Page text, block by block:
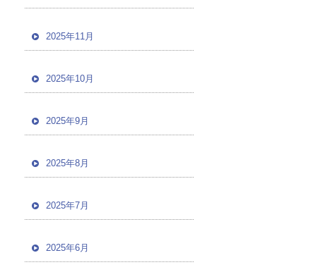
2025年11月
2025年10月
2025年9月
2025年8月
2025年7月
2025年6月